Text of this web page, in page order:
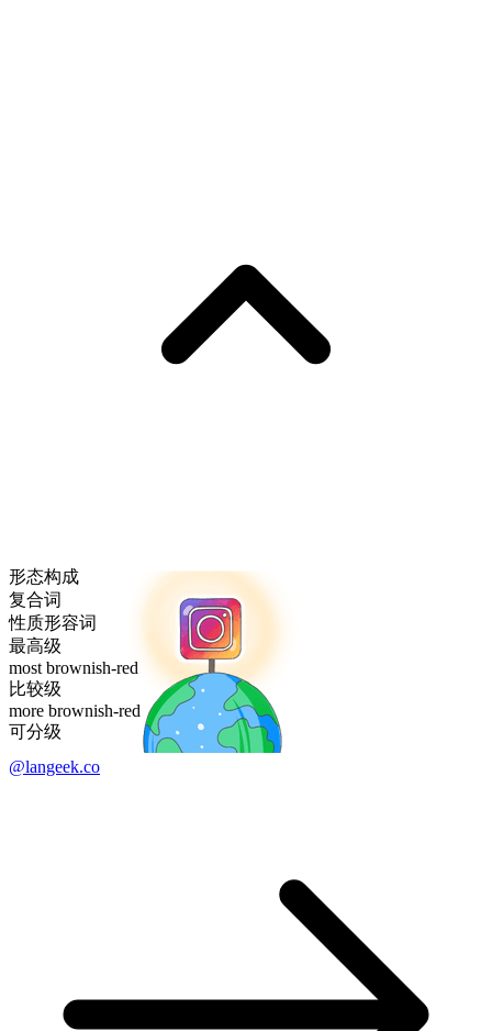
形态构成
复合词
性质形容词
最高级
most brownish-red
比较级
more brownish-red
可分级
@langeek.co